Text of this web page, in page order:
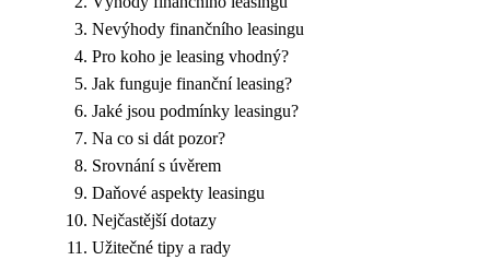
Nevýhody finančního leasingu
Pro koho je leasing vhodný?
Jak funguje finanční leasing?
Jaké jsou podmínky leasingu?
Na co si dát pozor?
Srovnání s úvěrem
Daňové aspekty leasingu
Nejčastější dotazy
Užitečné tipy a rady